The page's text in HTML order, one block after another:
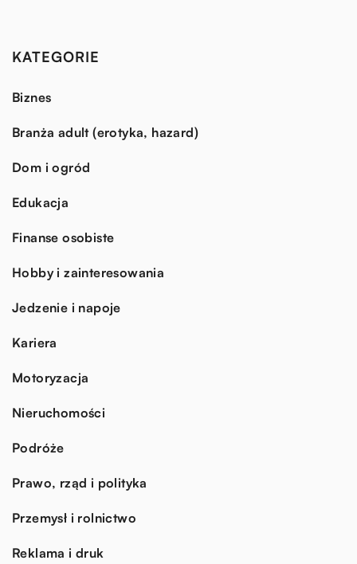
KATEGORIE
Biznes
Branża adult (erotyka, hazard)
Dom i ogród
Edukacja
Finanse osobiste
Hobby i zainteresowania
Jedzenie i napoje
Kariera
Motoryzacja
Nieruchomości
Podróże
Prawo, rząd i polityka
Przemysł i rolnictwo
Reklama i druk